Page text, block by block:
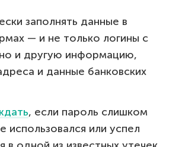
заполнять данные в
— и не только логины с
и другую информацию,
и данные банковских
, если пароль слишком
использовался или успел